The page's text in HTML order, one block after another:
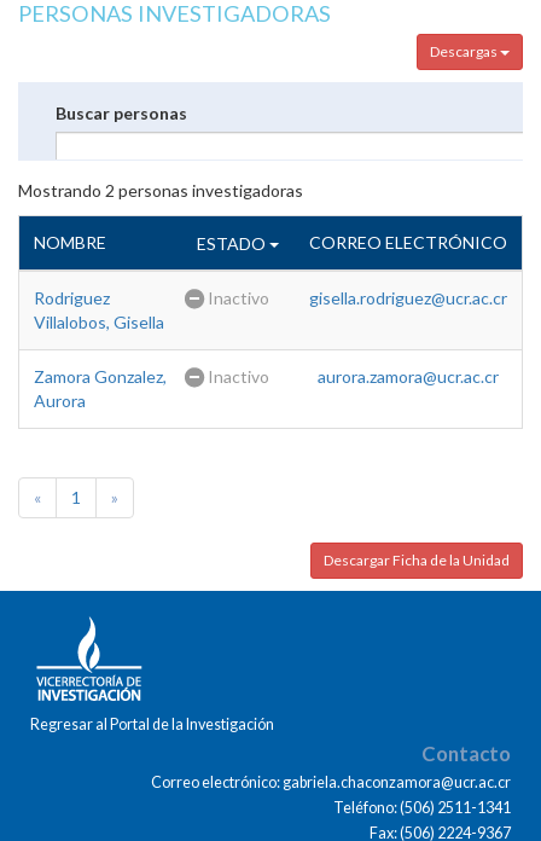
PERSONAS INVESTIGADORAS
Descargas
Buscar personas
Mostrando 2 personas investigadoras
NOMBRE ESTADO CORREO ELECTRÓNICO
Rodriguez
Villalobos, Gisella
Inactivo gisella.rodriguez@ucr.ac.cr
Zamora Gonzalez,
Aurora
Inactivo aurora.zamora@ucr.ac.cr
« 1 »
Descargar Ficha de la Unidad
Regresar al Portal de la Investigación
Contacto
Correo electrónico: gabriela.chaconzamora@ucr.ac.cr
Teléfono: (506) 2511-1341
Fax: (506) 2224-9367